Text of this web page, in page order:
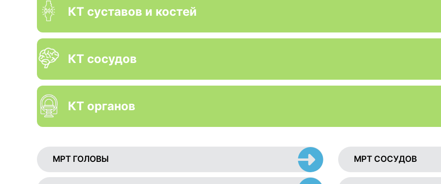
КТ суставов и костей
КТ сосудов
КТ органов
МРТ ГОЛОВЫ МРТ СОСУДОВ